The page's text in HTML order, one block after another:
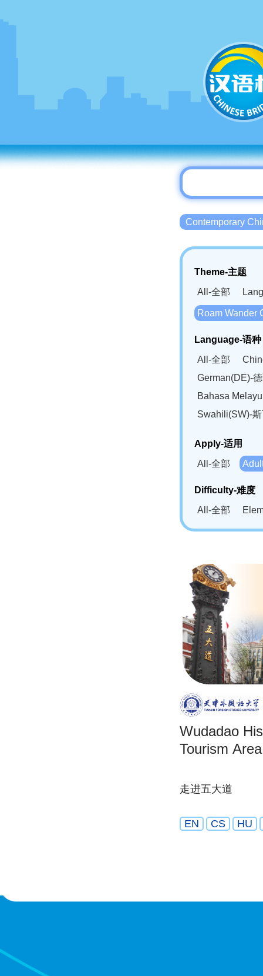
Contemporary
Theme-主题
All-全部
Roam Wander
Language-语种
All-全部
German(DE)-
Bahasa
Swahili(SW)-
Apply-适用
All-全部
Difficulty-难度
All-全部
Wudadao
Tourism Area
走进五大道
EN CS HU